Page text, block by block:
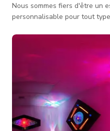
Nous sommes fiers d'être un
personnalisable pour tout
des systèmes audio et
confessionnal européen, un
danse & un distributeur rétro. Pendant la location, vous avez
un accès complet à nos 100
avec rampe, nos tables